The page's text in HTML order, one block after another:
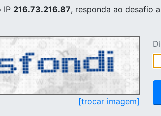
IP 216.73.216.87, responda ao desafio
[trocar imagem]